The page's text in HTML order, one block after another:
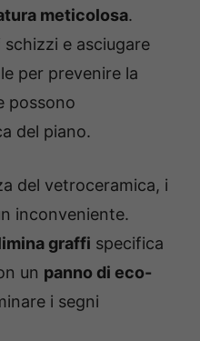
meticolosa.
e asciugare
per prevenire la
possono
del piano.
del vetroceramica, i
inconveniente.
graffi specifica
un panno di eco-
i segni